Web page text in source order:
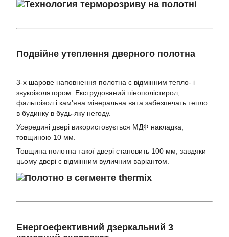
Подвійне утеплення дверного полотна
3-х шарове наповнення полотна є відмінним тепло- і
звукоізолятором. Екструдований пінополістирол,
фальгоізол і кам'яна мінеральна вата забезпечать тепло
в будинку в будь-яку негоду.
Усередині двері використовується МДФ накладка,
товщиною 10 мм.
Товщина полотна такої двері становить 100 мм, завдяки
цьому двері є відмінним вуличним варіантом.
Енергоефективний дзеркальний 3